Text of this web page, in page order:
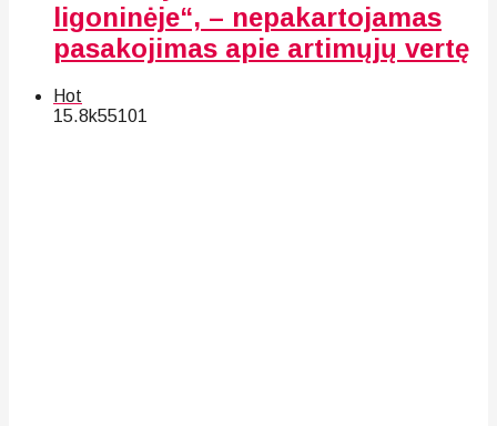
ligoninėje“, – nepakartojamas
pasakojimas apie artimųjų vertę
Hot
15.8k55101